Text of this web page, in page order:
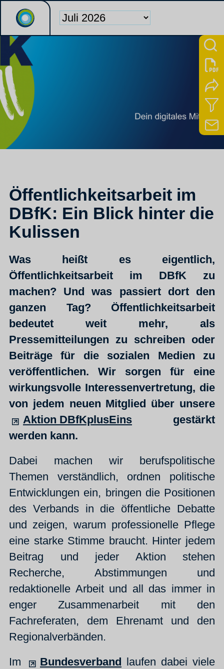
Öffentlichkeitsarbeit im
DBfK: Ein Blick hinter die
Kulissen
Was heißt es eigentlich,
Öffentlichkeitsarbeit im DBfK zu
machen? Und was passiert dort den
ganzen Tag? Öffentlichkeitsarbeit
bedeutet weit mehr, als
Pressemitteilungen zu schreiben oder
Beiträge für die sozialen Medien zu
veröffentlichen. Wir sorgen für eine
wirkungsvolle Interessenvertretung, die
von jedem neuen Mitglied über unsere
Aktion DBfKplusEins gestärkt
werden kann.
Dabei machen wir berufspolitische
Themen verständlich, ordnen politische
Entwicklungen ein, bringen die Positionen
des Verbands in die öffentliche Debatte
und zeigen, warum professionelle Pflege
eine starke Stimme braucht. Hinter jedem
Beitrag und jeder Aktion stehen
Recherche, Abstimmungen und
redaktionelle Arbeit und all das immer in
enger Zusammenarbeit mit den
Fachreferaten, dem Ehrenamt und den
Regionalverbänden.
Im
Bundesverband
laufen dabei viele